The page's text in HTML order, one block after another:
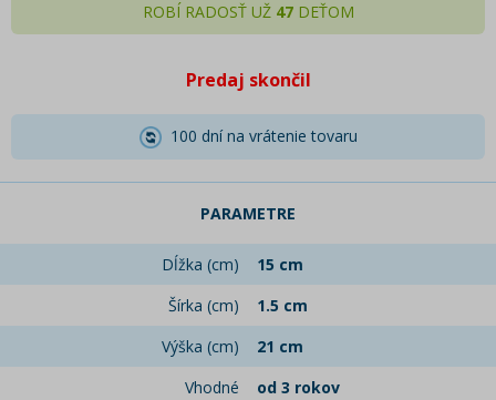
ROBÍ RADOSŤ UŽ 47DEŤOM
Predaj skončil
100 dní na vrátenie tovaru
PARAMETRE
Dĺžka (cm)
15 cm
Šírka (cm)
1.5 cm
Výška (cm)
21 cm
Vhodné
od 3 rokov